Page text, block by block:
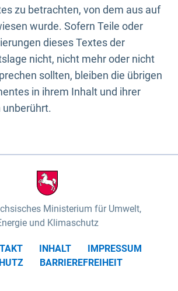
zu betrachten, von dem aus auf
wurde. Sofern Teile oder
dieses Textes der
nicht, nicht mehr oder nicht
sollten, bleiben die übrigen
in ihrem Inhalt und ihrer
unberührt.
Ministerium für Umwelt,
und Klimaschutz
INHALT
IMPRESSUM
BARRIEREFREIHEIT